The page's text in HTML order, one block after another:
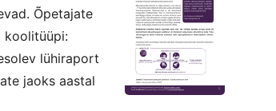
Õpetajate
koolitüüpi:
lühiraport
jaoks aastal